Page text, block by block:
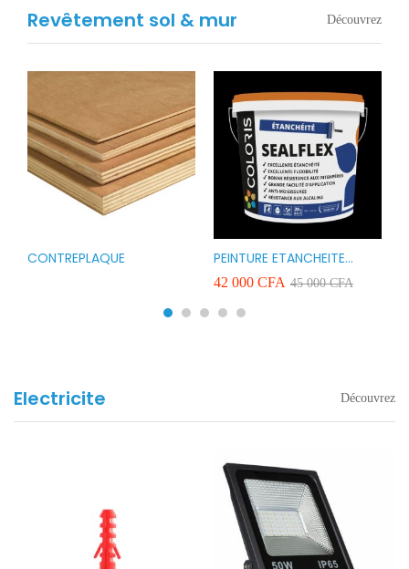
Revêtement sol & mur Découvrez
CONTREPLAQUE
PEINTURE ETANCHEITE
COLORIS SEAFLEX 20KG
COULEUR ROUGE BLANC
VERT ET GRIS
42 000 CFA 45 000CFA
Electricite Découvrez